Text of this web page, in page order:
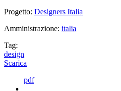
Progetto: Designers Italia
Amministrazione: italia
Tag:
design
Scarica
pdf